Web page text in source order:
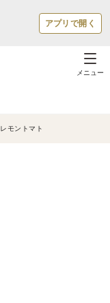
アプリで開く
メニュー
レモントマト